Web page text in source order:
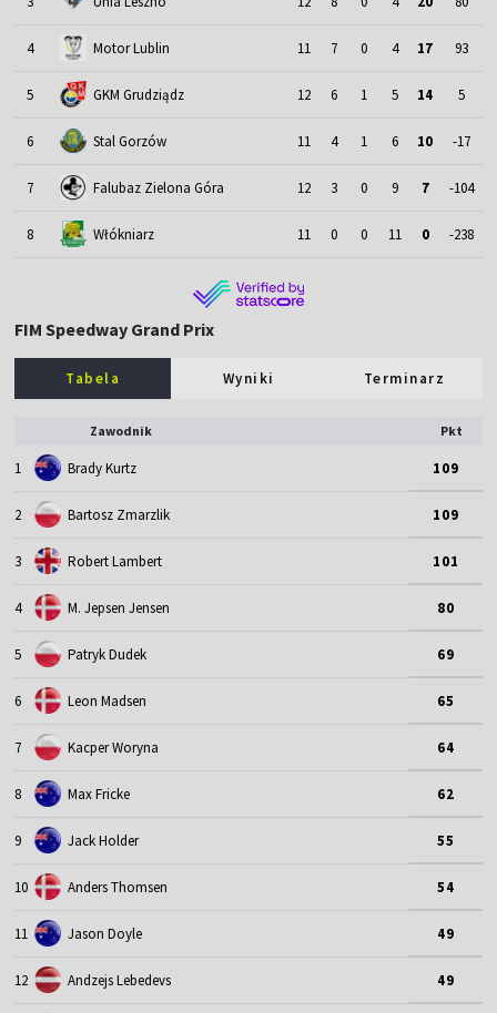
4 Motor Lublin 11 7 0 4 17 93
5 GKM Grudziądz 12 6 1 5 14 5
6 Stal Gorzów 11 4 1 6 10 -17
7 Falubaz Zielona Góra 12 3 0 9 7 -104
8 Włókniarz 11 0 0 11 0 -238
FIM Speedway Grand Prix
Tabela Wyniki Terminarz
Zawodnik Pkt
1 Brady Kurtz 109
2 Bartosz Zmarzlik 109
3 Robert Lambert 101
4 M. Jepsen Jensen 80
5 Patryk Dudek 69
6 Leon Madsen 65
7 Kacper Woryna 64
8 Max Fricke 62
9 Jack Holder 55
10 Anders Thomsen 54
11 Jason Doyle 49
12 Andzejs Lebedevs 49